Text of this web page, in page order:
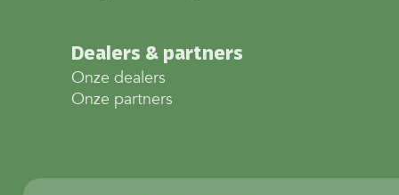
Dealers & partners
Onze dealers
Onze partners